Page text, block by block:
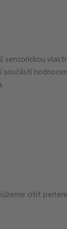
senzorickou
součástí
cítit